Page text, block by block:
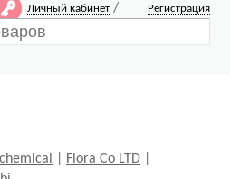
Личный кабинет / Регистрация
Flora Co LTD